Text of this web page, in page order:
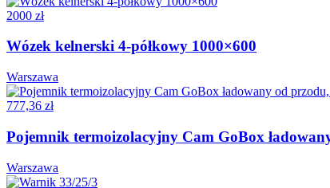
2000 zł
Wózek kelnerski 4-półkowy 1000×600
Warszawa
777,36 zł
Pojemnik termoizolacyjny Cam GoBox
Warszawa